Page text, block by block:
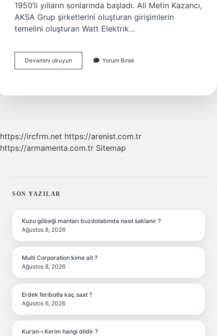
1950’li yılların sonlarında başladı. Ali Metin Kazancı,
AKSA Grup şirketlerini oluşturan girişimlerin
temelini oluşturan Watt Elektrik…
Devamını okuyun
Hissesi
Yorum Bırak
https://ircfrm.net https://arenist.com.tr
https://armamenta.com.tr Sitemap
SIDEBAR
SON YAZILAR
Kuzu göbeği mantarı buzdolabında nasıl saklanır ?
Ağustos 8, 2026
Multi Corporation kime ait ?
Ağustos 8, 2026
Erdek feribotla kaç saat ?
Ağustos 6, 2026
Kur’an-ı Kerim hangi dildir ?